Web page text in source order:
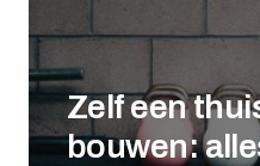
Zelf een
bouwen: